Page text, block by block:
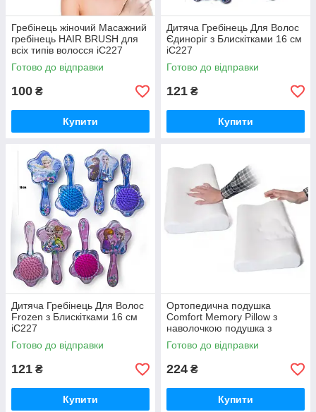
Гребінець жіночий Масажний
гребінець HAIR BRUSH для
всіх типів волосся iC227
Готово до відправки
100 ₴
Купити
Дитяча Гребінець Для Волос
Єдиноріг з Блискітками 16 см
iC227
Готово до відправки
121 ₴
Купити
Дитяча Гребінець Для Волос
Frozen з Блискітками 16 см
iC227
Готово до відправки
121 ₴
Купити
Ортопедична подушка
Comfort Memory Pillow з
наволочкою подушка з
пам'яттю Біла iC227
Готово до відправки
224 ₴
Купити